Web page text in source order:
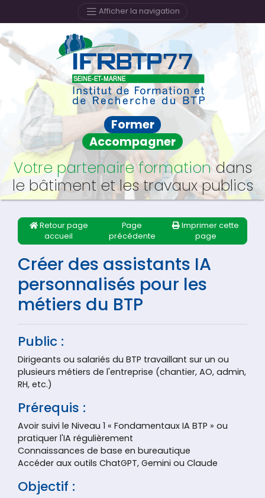
Afficher la navigation
Former
Accompagner
Votre partenaire formationdans
le bâtiment et les travaux publics
Retour page
accueil
Page
précédente
Imprimer cette
page
Créer des assistants IA
personnalisés pour les
métiers du BTP
Public :
Dirigeants ou salariés du BTP travaillant sur un ou
plusieurs métiers de l'entreprise (chantier, AO, admin,
RH, etc.)
Prérequis :
Avoir suivi le Niveau 1 « Fondamentaux IA BTP » ou
pratiquer l'IA régulièrement
Connaissances de base en bureautique
Accéder aux outils ChatGPT, Gemini ou Claude
Objectif :